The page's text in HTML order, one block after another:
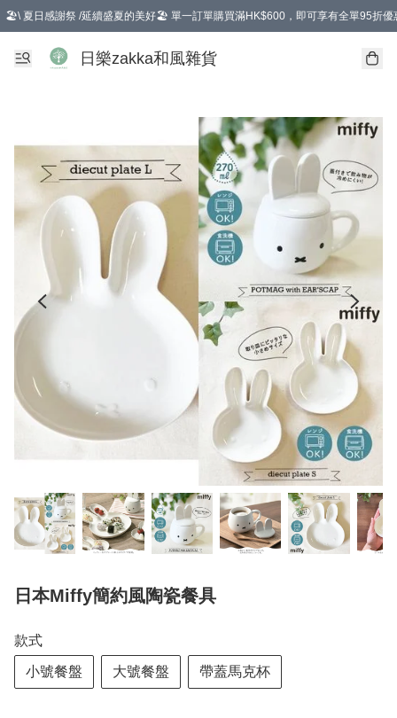
🏖️\ 夏日感謝祭 /延續盛夏的美好🏖️ 單一訂單購買滿HK$600，即可享有全單95折優
選擇GoGoX住宅/工商地址配送，單一訂單消費購物滿HK$680(折扣後），可享有
日樂zakka和風雜貨
日本Miffy簡約風陶瓷餐具
款式
小號餐盤 大號餐盤 帶蓋馬克杯